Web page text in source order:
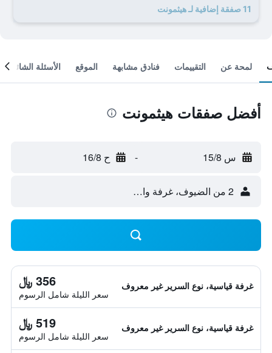
11 صفقة إضافية لـ هيثمونت
لمحة عن التقييمات فنادق مشابهة الموقع الأسئلة الشائعة
أفضل صفقات هيثمونت
س 15/8 - ح 16/8
2 من الضيوف، غرفة واحدة
غرفة قياسية، نوع السرير غير معروف 356 ﷼
سعر الليلة شامل الرسوم
غرفة قياسية، نوع السرير غير معروف 519 ﷼
سعر الليلة شامل الرسوم